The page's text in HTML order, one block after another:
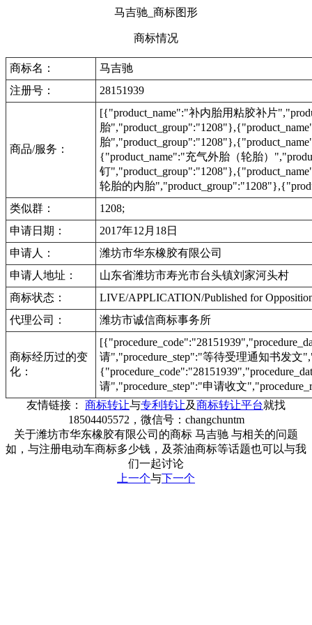
马吉驰_商标图形
商标情况
商标名：
马吉驰
注册号：
28151939
商品/服务：
[{"product_name":"补内胎用粘胶补片
胎
胎
{"product_name":"充气外胎（轮胎）
钉
轮胎的内胎
类似群：
1208;
申请日期：
2017年12月18日
申请人：
潍坊市华东橡胶有限公司
申请人地址：
山东省潍坊市寿光市台头镇刘家河头村
商标状态：
LIVE/APPLICATION/Published for
代理公司：
潍坊市诚信商标事务所
商标经历过的变
化：
请","procedure_step":"等待受理通知书发文
请","procedure_step":"申请收文
友情链接： 商标转让与专利转让及商标转让平台就找
18504405572，微信号：changchuntm
关于潍坊市华东橡胶有限公司的商标 马吉驰 与相关的问题
如，与注册电动车商标多少钱，及茶油商标等话题也可以与我
们一起讨论
上一个与下一个